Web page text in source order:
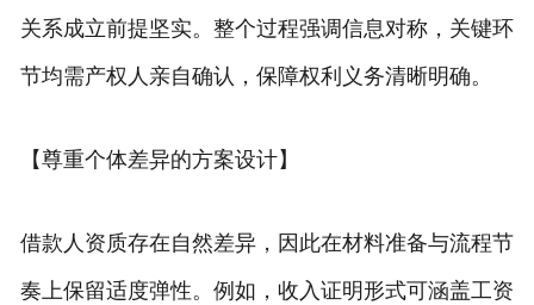
关系成立前提坚实。整个过程强调信息对称，关键环
节均需产权人亲自确认，保障权利义务清晰明确。
【尊重个体差异的方案设计】
借款人资质存在自然差异，因此在材料准备与流程节
奏上保留适度弹性。例如，收入证明形式可涵盖工资